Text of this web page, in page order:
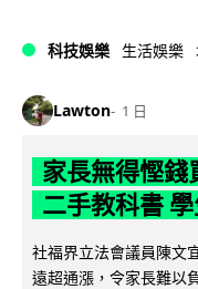
科技娛樂 生活娛樂
Lawton 1 日
家長無得慳錢
二手教科書
社福界立法會議員陳文
遠超通漲，令家長難以